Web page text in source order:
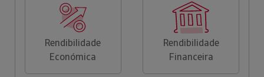
Rendibilidade
Económica
Rendibilidade
Financeira